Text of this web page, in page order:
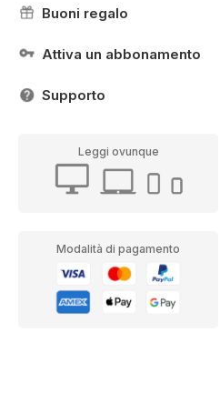
Buoni regalo
Attiva un abbonamento
Supporto
Leggi ovunque
Modalità di pagamento